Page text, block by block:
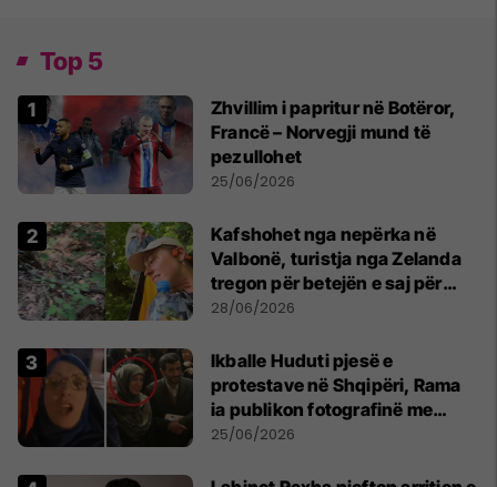
Top 5
Zhvillim i papritur në Botëror,
Francë – Norvegji mund të
pezullohet
25/06/2026
Kafshohet nga nepërka në
Valbonë, turistja nga Zelanda
tregon për betejën e saj për
mbijetesë
28/06/2026
Ikballe Huduti pjesë e
protestave në Shqipëri, Rama
ia publikon fotografinë me
Ahmadinejadin e Iranit
25/06/2026